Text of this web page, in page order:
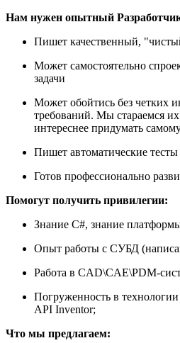
Нам нужен опытный
Пишет качественный,
Может самостоятельно
задачи
Может обойтись без четких
требований. Мы стараемся их
интереснее придумать
Пишет автоматические тесты
Готов профессионально
Помогут получить привилегии:
Знание C#, знание
Опыт работы с СУБД
Работа в CAD\CAE\PDM-
Погруженность в
API Inventor;
Что мы предлагаем: